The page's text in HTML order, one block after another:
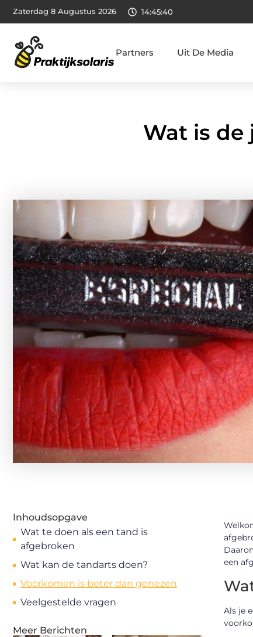
Zaterdag 8 Augustus 2026 14:45:42
Partners Uit De Media
Wat is de
Inhoudsopgave
Wat te doen als een tand is
afgebroken
Wat kan de tandarts doen?
Voorkomen is beter dan genezen
Veelgestelde vragen
Meer Berichten
een
Als je